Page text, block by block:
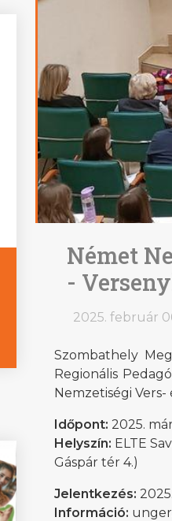
Német
-
2025. február
Szombathely
Regionális
Nemzetiségi
Időpont: 2025.
Helyszín: ELTE
Gáspár tér 4.)
Jelentkezés:
Információ: